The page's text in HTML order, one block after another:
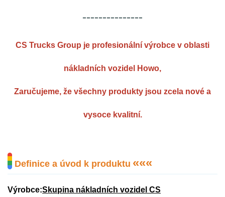
---------------
CS Trucks Group je profesionální výrobce v oblasti
nákladních vozidel Howo,
Zaručujeme, že všechny produkty jsou zcela nové a
vysoce kvalitní.
Definice a úvod k produktu «««
Výrobce:Skupina nákladních vozidel CS